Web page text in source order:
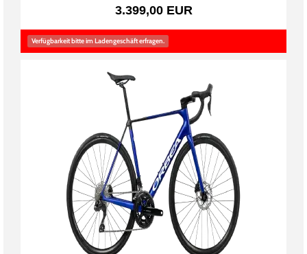
3.399,00 EUR
Verfügbarkeit bitte im Ladengeschäft erfragen.